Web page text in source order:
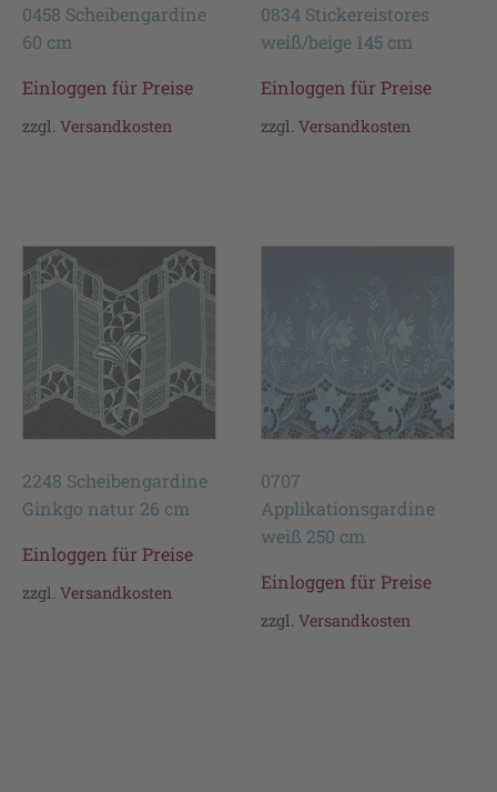
0458 Scheibengardine
60 cm
Einloggen für Preise
zzgl. Versandkosten
0834 Stickereistores
weiß/beige 145 cm
Einloggen für Preise
zzgl.Versandkosten
2248 Scheibengardine
Ginkgo natur 26 cm
Einloggen für Preise
zzgl. Versandkosten
0707
Applikationsgardine
weiß 250 cm
Einloggen für Preise
zzgl.Versandkosten